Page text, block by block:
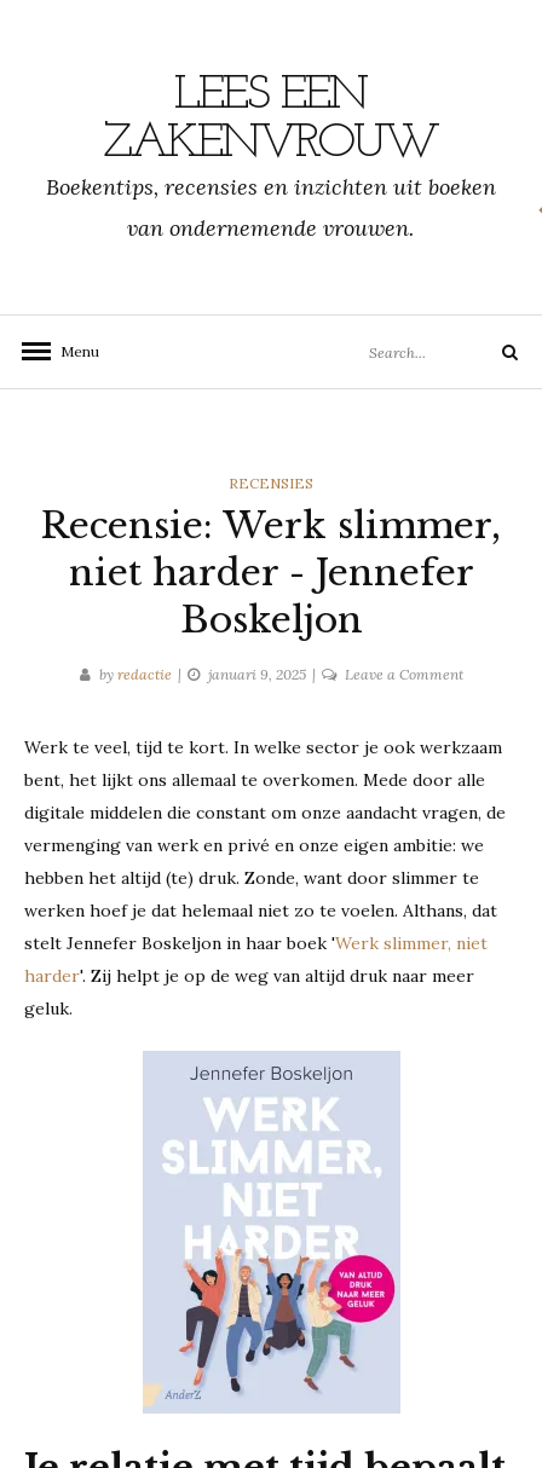
LEES EEN
ZAKENVROUW
Boekentips, recensies en inzichten uit boeken
van ondernemende vrouwen.
Menu
for:
Search
CATEGORIES
RECENSIES
Recensie: Werk slimmer,
niet harder - Jennefer
Boskeljon
by redactie januari 9, 2025 Leave a Commenton
slimmer,
niet
harder
Werk te veel, tijd te kort. In welke sector je ook werkzaam
bent, het lijkt ons allemaal te overkomen. Mede door alle
digitale middelen die constant om onze aandacht vragen, de
vermenging van werk en privé en onze eigen ambitie: we
hebben het altijd (te) druk. Zonde, want door slimmer te
werken hoef je dat helemaal niet zo te voelen. Althans, dat
stelt Jennefer Boskeljon in haar boek 'Werk slimmer, niet
harder'. Zij helpt je op de weg van altijd druk naar meer
geluk.